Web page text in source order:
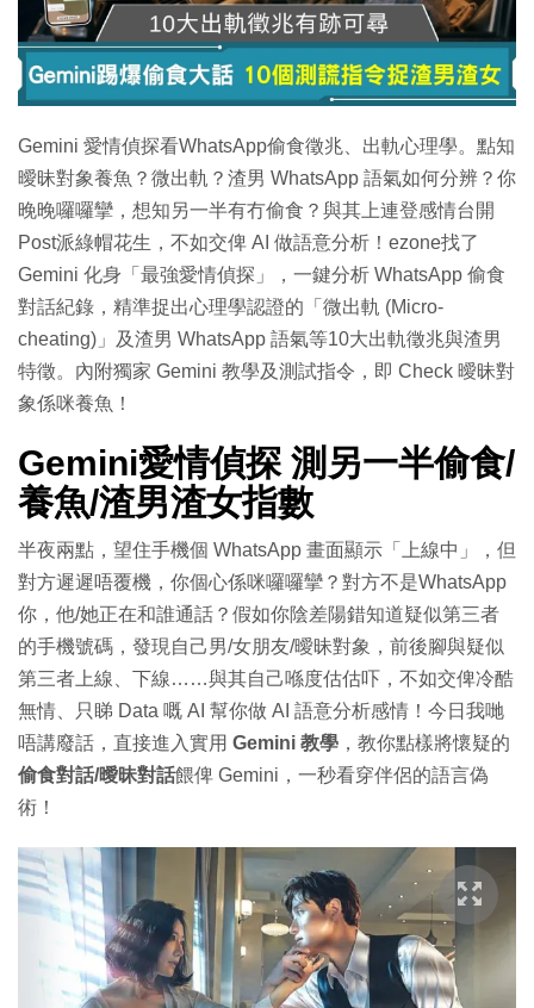
特集
Gemini 愛情偵探看WhatsApp偷食徵兆、出軌心理學。點知
曖昧對象養魚？微出軌？渣男 WhatsApp 語氣如何分辨？你
晚晚囉囉攣，想知另一半有冇偷食？與其上連登感情台開
Post派綠帽花生，不如交俾 AI 做語意分析！ezone找了
Gemini 化身「最強愛情偵探」，一鍵分析 WhatsApp 偷食
對話紀錄，精準捉出心理學認證的「微出軌 (Micro-
cheating)」及渣男 WhatsApp 語氣等10大出軌徵兆與渣男
特徵。內附獨家 Gemini 教學及測試指令，即 Check 曖昧對
象係咪養魚！
Gemini愛情偵探 測另一半偷食/
養魚/渣男渣女指數
半夜兩點，望住手機個 WhatsApp 畫面顯示「上線中」，但
對方遲遲唔覆機，你個心係咪囉囉攣？對方不是WhatsApp
你，他/她正在和誰通話？假如你陰差陽錯知道疑似第三者
的手機號碼，發現自己男/女朋友/曖昧對象，前後腳與疑似
第三者上線、下線……與其自己喺度估估吓，不如交俾冷酷
無情、只睇 Data 嘅 AI 幫你做 AI 語意分析感情！今日我哋
唔講廢話，直接進入實用 Gemini 教學 ，教你點樣將懷疑的
偷食對話/曖昧對話餵俾 Gemini，一秒看穿伴侶的語言偽
術！